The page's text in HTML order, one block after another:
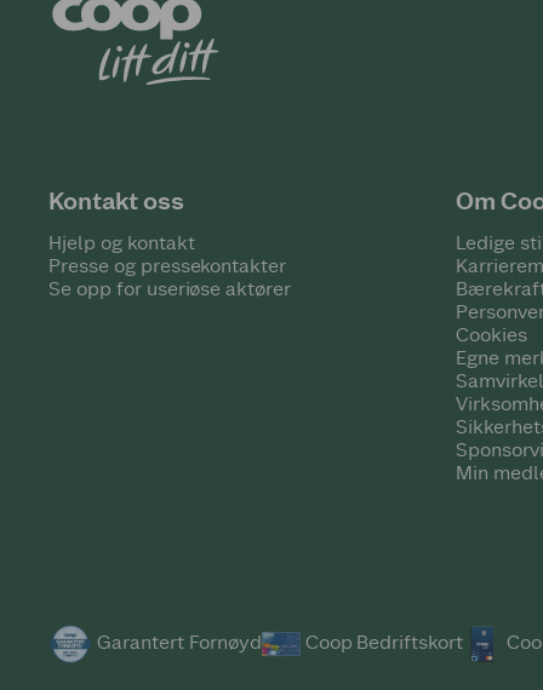
Kontakt oss
Hjelp og kontakt
Presse og pressekontakter
Se opp for useriøse aktører
Om
Ledige
Cookies
Egne
Min
Garantert Fornøyd Coop Bedriftskort